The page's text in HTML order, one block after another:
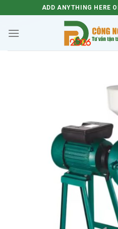
to
content
ADD ANYTHING HERE